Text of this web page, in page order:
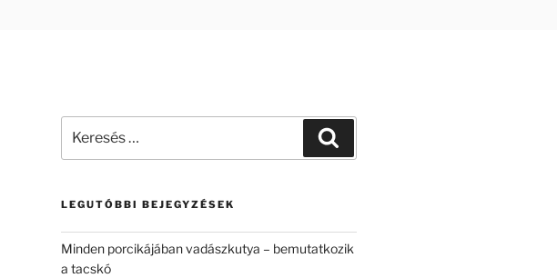
LEGUTÓBBI BEJEGYZÉSEK
Minden porcikájában vadászkutya – bemutatkozik
a tacskó